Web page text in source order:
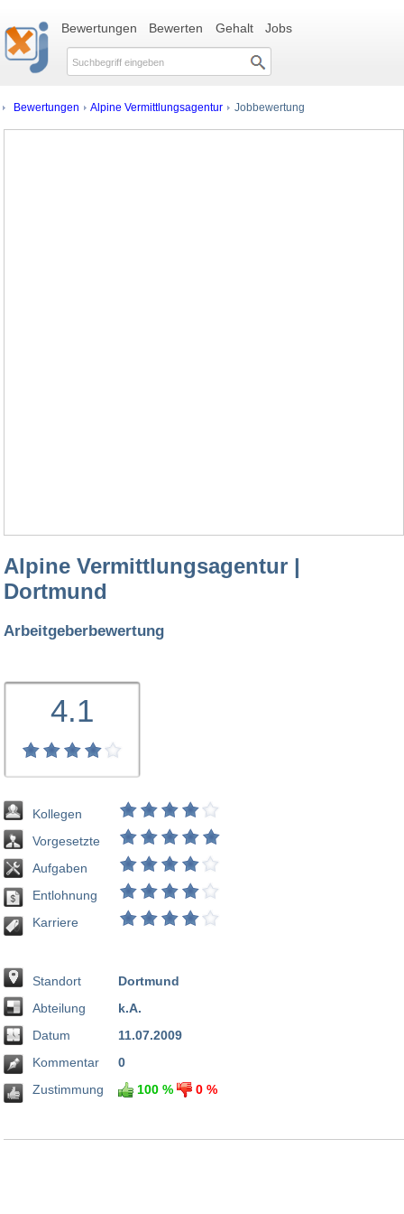
Bewertungen Bewerten Gehalt Jobs
Bewertungen Alpine Vermittlungsagentur Jobbewertung
Alpine Vermittlungsagentur |
Dortmund
Arbeitgeberbewertung
4.1
Kollegen
Vorgesetzte
Aufgaben
Entlohnung
Karriere
Standort
Abteilung
Datum
Kommentar
Zustimmung
Dortmund
k.A.
11.07.2009
0
100 %
0 %